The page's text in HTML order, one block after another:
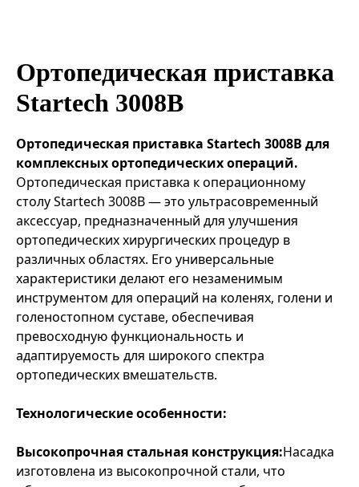
Ортопедическая приставка
Startech 3008B
Ортопедическая приставка Startech 3008B для
комплексных ортопедических операций.
Ортопедическая приставка к операционному
столу Startech 3008B — это ультрасовременный
аксессуар, предназначенный для улучшения
ортопедических хирургических процедур в
различных областях. Его универсальные
характеристики делают его незаменимым
инструментом для операций на коленях, голени и
голеностопном суставе, обеспечивая
превосходную функциональность и
адаптируемость для широкого спектра
ортопедических вмешательств.
Технологические особенности:
Высокопрочная стальная конструкция:Насадка
изготовлена из высокопрочной стали, что